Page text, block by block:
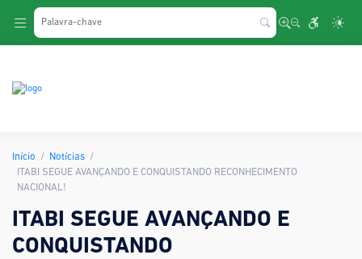
Início
Notícias
ITABI SEGUE AVANÇANDO E CONQUISTANDO RECONHECIMENTO
NACIONAL!
ITABI SEGUE AVANÇANDO E
CONQUISTANDO